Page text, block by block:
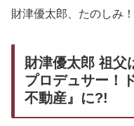
財津優太郎、たのしみ！
財津優太郎 祖父
プロデュサー！
不動産』に?!